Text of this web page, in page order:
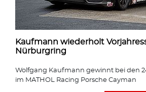
Kaufmann wiederholt
Nürburgring
Wolfgang Kaufmann gewinnt bei den
im MATHOL Racing Porsche Cayman